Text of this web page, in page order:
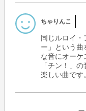
ちゃりんこ
同じルロイ
ー」という曲
な音にオーケ
「チン！」
楽しい曲です